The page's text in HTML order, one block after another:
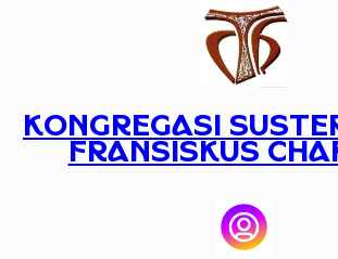
KONGREGASI
FRANSISKUS